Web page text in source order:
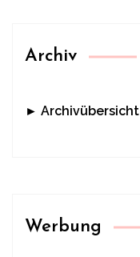
Archiv
► Archivübersicht
Werbung